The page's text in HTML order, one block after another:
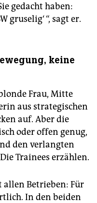
gedacht haben:
gruselig‘ “, sagt er.
keine
Frau, Mitte
aus strategischen
auf. Aber die
oder offen genug,
den verlangten
Trainees erzählen.
allen Betrieben: Für
In den beiden